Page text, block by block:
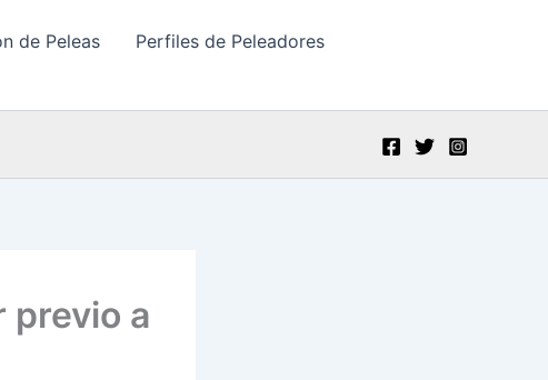
de Peleas
Perfiles de Peleadores
previo a